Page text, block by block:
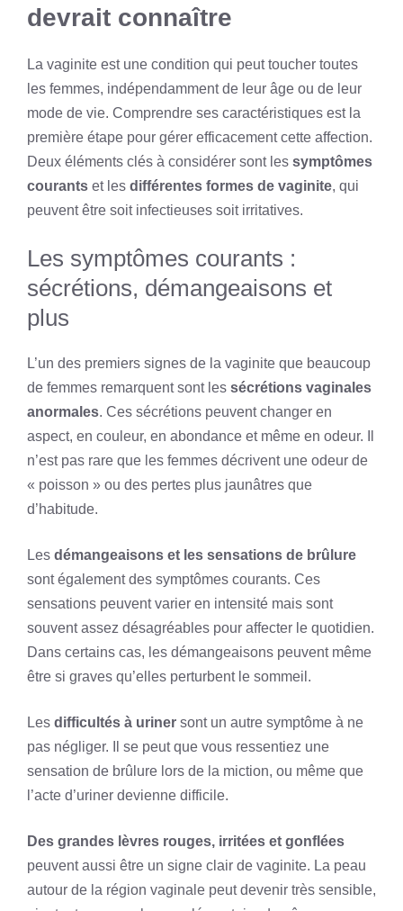
devrait connaître
La vaginite est une condition qui peut toucher toutes
les femmes, indépendamment de leur âge ou de leur
mode de vie. Comprendre ses caractéristiques est la
première étape pour gérer efficacement cette affection.
Deux éléments clés à considérer sont les symptômes
courants et les différentes formes de vaginite, qui
peuvent être soit infectieuses soit irritatives.
Les symptômes courants :
sécrétions, démangeaisons et
plus
L’un des premiers signes de la vaginite que beaucoup
de femmes remarquent sont les sécrétions vaginales
anormales. Ces sécrétions peuvent changer en
aspect, en couleur, en abondance et même en odeur. Il
n’est pas rare que les femmes décrivent une odeur de
« poisson » ou des pertes plus jaunâtres que
d’habitude.
Les démangeaisons et les sensations de brûlure
sont également des symptômes courants. Ces
sensations peuvent varier en intensité mais sont
souvent assez désagréables pour affecter le quotidien.
Dans certains cas, les démangeaisons peuvent même
être si graves qu’elles perturbent le sommeil.
Les difficultés à uriner sont un autre symptôme à ne
pas négliger. Il se peut que vous ressentiez une
sensation de brûlure lors de la miction, ou même que
l’acte d’uriner devienne difficile.
Des grandes lèvres rouges, irritées et gonflées
peuvent aussi être un signe clair de vaginite. La peau
autour de la région vaginale peut devenir très sensible,